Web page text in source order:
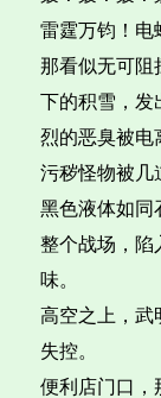
雷霆万钧！电
那看似无可阻
下的积雪，发
烈的恶臭被电
污秽怪物被几
黑色液体如同
整个战场，陷
味。
高空之上，武
失控。
便利店门口，